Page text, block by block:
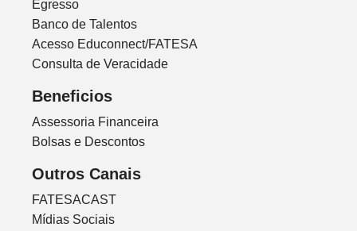
Egresso
Banco de Talentos
Acesso Educonnect/FATESA
Consulta de Veracidade
Beneficios
Assessoria Financeira
Bolsas e Descontos
Outros Canais
FATESACAST
Mídias Sociais